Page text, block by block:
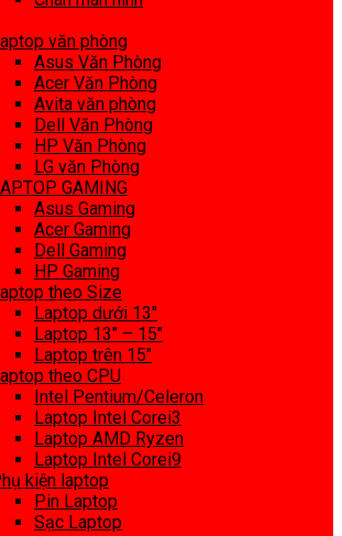
văn phòng
Asus Văn Phòng
Acer Văn Phòng
Avita văn phòng
Dell Văn Phòng
HP Văn Phòng
LG văn Phòng
GAMING
Asus Gaming
Acer Gaming
Dell Gaming
HP Gaming
theo Size
Laptop dưới 13″
Laptop 13″ – 15″
Laptop trên 15″
theo CPU
Intel Pentium/Celeron
Laptop Intel Corei3
Laptop AMD Ryzen
Laptop Intel Corei9
kiện laptop
Pin Laptop
Sạc Laptop